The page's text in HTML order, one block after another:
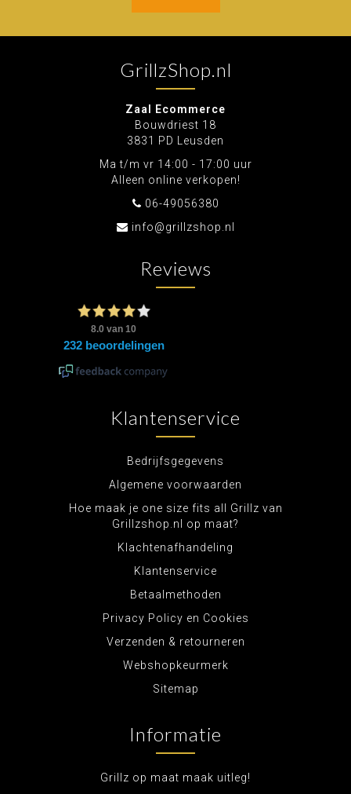
GrillzShop.nl
Zaal Ecommerce
Bouwdriest 18
3831 PD Leusden
Ma t/m vr 14:00 - 17:00 uur
Alleen online verkopen!
06-49056380
info@grillzshop.nl
Reviews
Klantenservice
Bedrijfsgegevens
Algemene voorwaarden
Hoe maak je one size fits all Grillz van
Grillzshop.nl op maat?
Klachtenafhandeling
Klantenservice
Betaalmethoden
Privacy Policy en Cookies
Verzenden & retourneren
Webshopkeurmerk
Sitemap
Informatie
Grillz op maat maak uitleg!